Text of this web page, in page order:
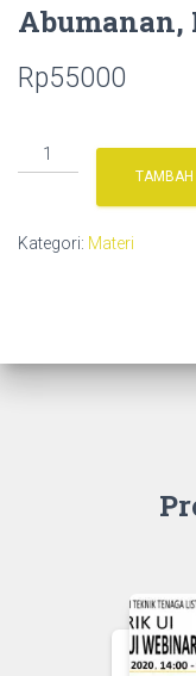
Abumanan,
Rp55000
Kuantitas
Materi
NZE,
TAMBAH
Kategori: Materi